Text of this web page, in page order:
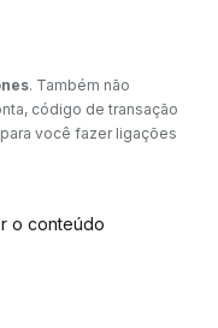
. Também não
código de transação
você fazer ligações
o conteúdo